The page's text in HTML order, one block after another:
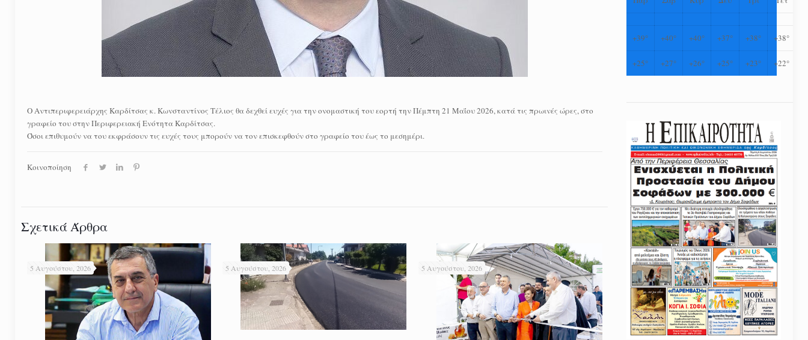
Ο Αντιπεριφερειάρχης Καρδίτσας κ. Κωνσταντίνος Τέλιος θα δεχθεί ευχές για την ονομαστική του εορτή την Πέμπτη 21 Μαΐου 2026, κατά τις πρωινές ώρες, στο
γραφείο του στην Περιφερειακή Ενότητα Καρδίτσας.
Όσοι επιθυμούν να του εκφράσουν τις ευχές τους μπορούν να τον επισκεφθούν στο γραφείο του έως το μεσημέρι.
Κοινοποίηση
Σχετικά Άρθρα
5 Αυγούστου, 2026 5 Αυγούστου, 2026 5 Αυγούστου, 2026
+39° +40° +40° +37° +38° +38°
+25° +27° +26° +25° +23° +22°